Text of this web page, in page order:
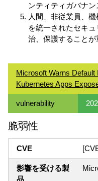
ンティティガバナン
人間、非従業員、
を統一されたセキ
治、保護することが
Microsoft Warns
Kubernetes Apps
vulnerability
脆弱性
CVE
影響を受ける製